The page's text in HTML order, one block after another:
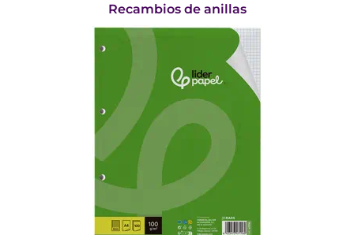
Recambios de anillas